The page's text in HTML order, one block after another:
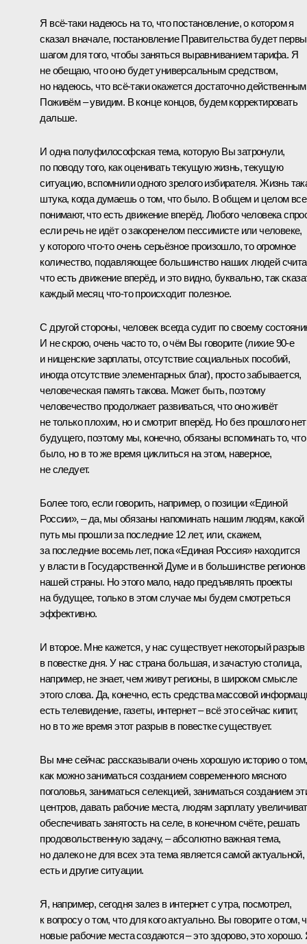
Я всё‑таки надеюсь на то, что постановление, о котором я
сказал вначале, постановление Правительства будет
шагом для того, чтобы заняться выравниванием тарифа. Я
не обещаю, что оно будет универсальным средством,
но надеюсь, что всё‑таки окажется достаточно
Поживём – увидим. В конце концов, будем корректировать
дальше.
И одна полуфилософская тема, которую Вы затронули,
по поводу того, как оценивать текущую жизнь, текущую
ситуацию, вспомнили одного зрелого избирателя. Жизнь
штука, когда думаешь о том, что было. В общем и целом все
понимают, что есть движение вперёд. Любого человека
если речь не идёт о закоренелом пессимисте или человеке,
у которого что‑то очень серьёзное произошло, то огромное
количество, подавляющее большинство наших людей
что есть движение вперёд, и это видно, буквально, так
каждый месяц что‑то происходит полезное.
С другой стороны, человек всегда судит по своему
И не скрою, очень часто то, о чём Вы говорите (лихие 90-е
и нищенские зарплаты, отсутствие социальных пособий,
иногда отсутствие элементарных благ), просто забывается,
человеческая память такова. Может быть, поэтому
человечество продолжает развиваться, что оно живёт
не только плохим, но и смотрит вперёд. Но без прошлого нет
будущего, поэтому мы, конечно, обязаны вспоминать то, что
было, но в то же время циклиться на этом, наверное,
не следует.
Более того, если говорить, например, о позиции «Единой
России», – да, мы обязаны напоминать нашим людям, какой
путь мы прошли за последние 12 лет, или, скажем,
за последние восемь лет, пока «Единая Россия» находится
у власти в Государственной Думе и в большинстве регионов
нашей страны. Но этого мало, надо предъявлять проекты
на будущее, только в этом случае мы будем смотреться
эффективно.
И второе. Мне кажется, у нас существует некоторый разрыв
в повестке дня. У нас страна большая, и зачастую столица,
например, не знает, чем живут регионы, в широком смысле
этого слова. Да, конечно, есть средства массовой
есть телевидение, газеты, интернет – всё это сейчас кипит,
но в то же время этот разрыв в повестке существует.
Вы мне сейчас рассказывали очень хорошую историю о том,
как можно заниматься созданием современного мясного
поголовья, заниматься селекцией, заниматься созданием
центров, давать рабочие места, людям зарплату
обеспечивать занятость на селе, в конечном счёте, решать
продовольственную задачу, – абсолютно важная тема,
но далеко не для всех эта тема является самой актуальной,
есть и другие ситуации.
Я, например, сегодня залез в интернет с утра, посмотрел,
к вопросу о том, что для кого актуально. Вы говорите о том,
новые рабочие места создаются – это здорово, это хорошо.